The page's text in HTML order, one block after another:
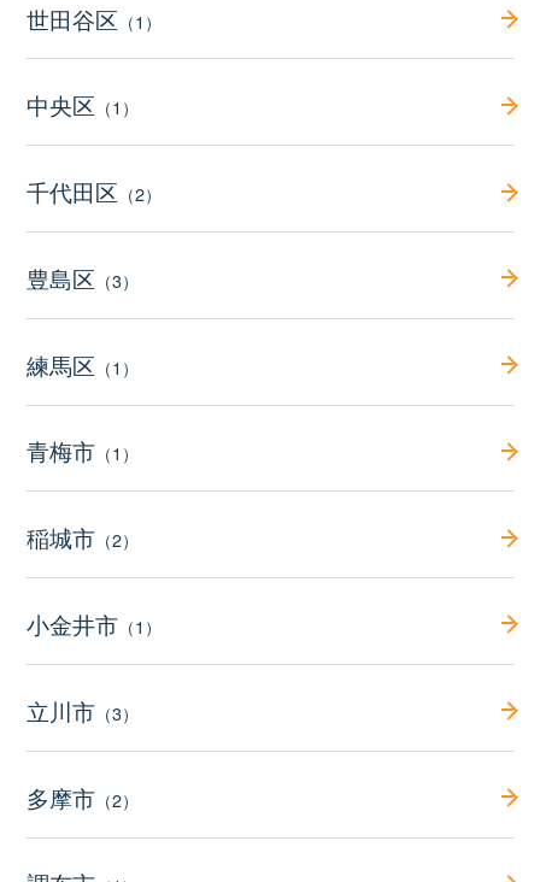
世田谷区 （1）
中央区 （1）
千代田区 （2）
豊島区 （3）
練馬区 （1）
青梅市 （1）
稲城市 （2）
小金井市 （1）
立川市 （3）
多摩市 （2）